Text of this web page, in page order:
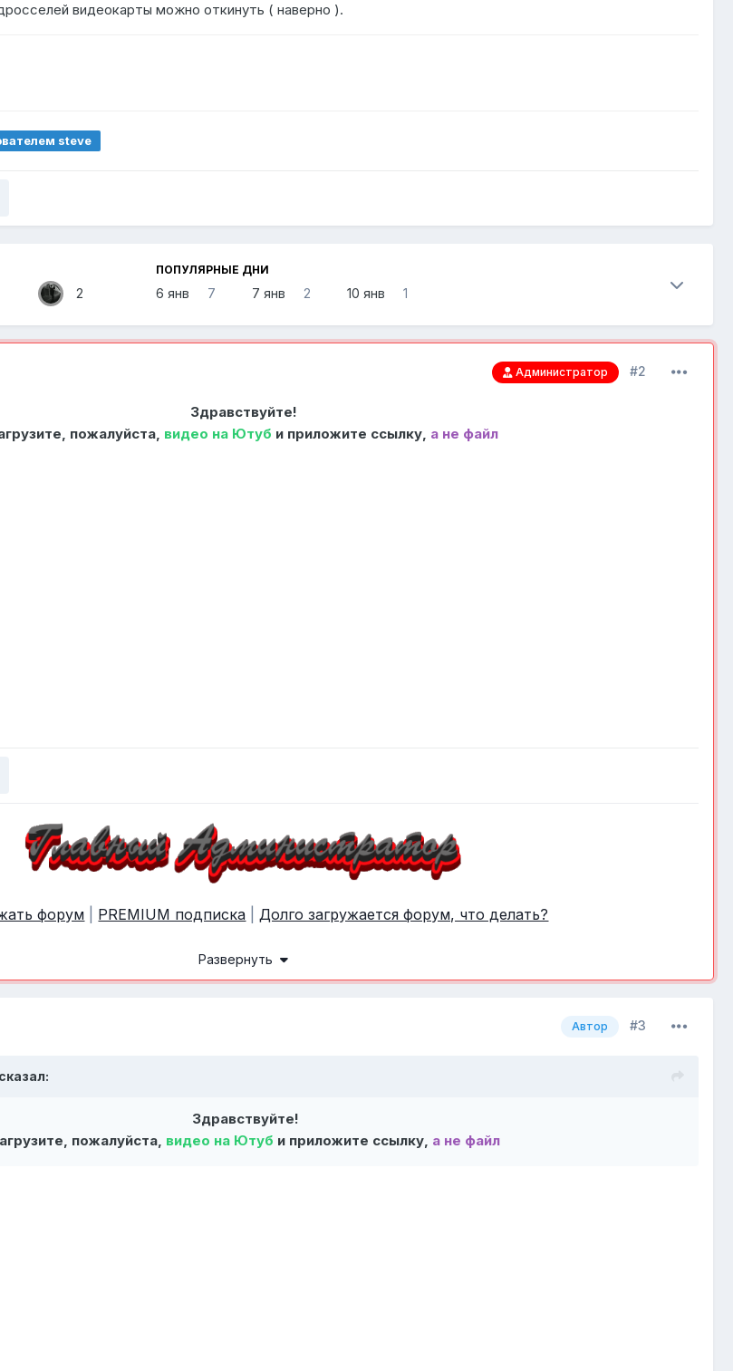
видеокарты можно откинуть ( наверно ).
steve
2
ПОПУЛЯРНЫЕ ДНИ
6 янв 7 7 янв 2 10 янв 1
Администратор #2
Здравствуйте!
пожалуйста, видео на Ютуб и приложите ссылку, а не файл
форум PREMIUM подписка Долго загружается форум, что делать?
Развернуть
Автор #3
Здравствуйте!
пожалуйста, видео на Ютуб и приложите ссылку, а не файл